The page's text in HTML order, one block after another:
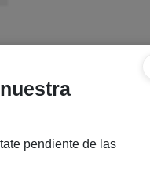
ANTIEDAD/SVR